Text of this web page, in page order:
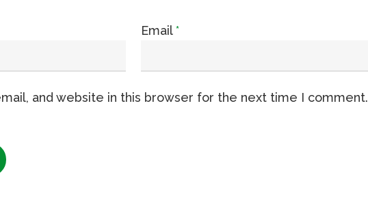
Email*
and website in this browser for the next time I comment.